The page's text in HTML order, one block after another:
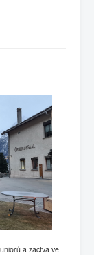
a žactva ve